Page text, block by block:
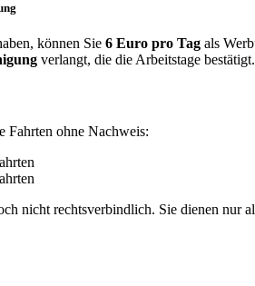
können Sie 6 Euro pro Tag als
verlangt, die die Arbeitstage bestätigt.
Fahrten ohne Nachweis:
nicht rechtsverbindlich. Sie dienen nur